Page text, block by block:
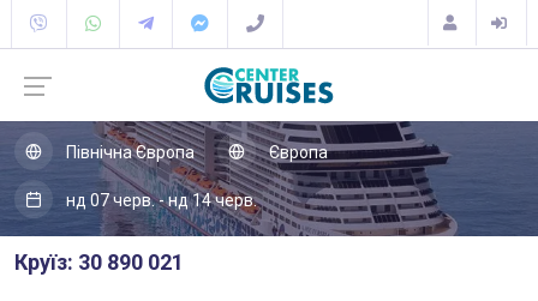
Північна Європа Європа
нд 07 черв. - нд 14 черв.
Круїз: 30 890 021